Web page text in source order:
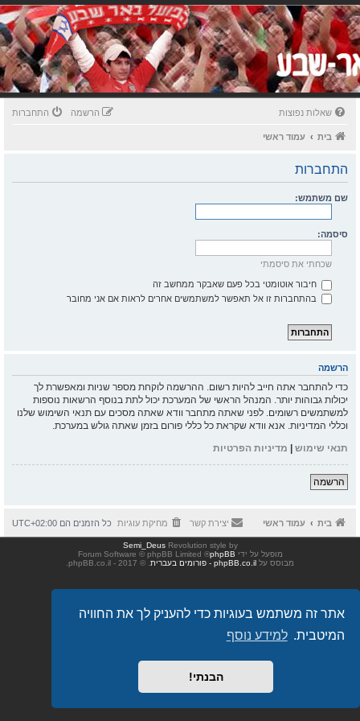
אתר זה משתמש בעוגיות כדי להעניק לך את החוויה
המיטבית. למידע נוסף
הבנתי!
שאלות נפוצות התחברות הרשמה
בית עמוד ראשי
התחברות
שם משתמש:
סיסמה:
שכחתי את סיסמתי
חיבור אוטומטי בכל פעם שאבקר ממחשב זה
בהתחברות זו אל תאפשר למשתמשים אחרים לראות אם אני מחובר
הרשמה
כדי להתחבר אתה חייב להיות רשום. ההרשמה לוקחת מספר שניות ומאפשרת לך
יכולות גבוהות יותר. המנהל הראשי של המערכת יכול לתת בנוסף הרשאות נוספות
למשתמשים רשומים. לפני שאתה מתחבר וודא שאתה מסכים עם תנאי השימוש שלנו
וכללי המדיניות. אנא וודא שקראת כל כללי פורום בזמן שאתה גולש במערכת.
תנאי שימוש | מדיניות הפרטיות
הרשמה
בית עמוד ראשי כל הזמנים הם UTC+02:00 מחיקת עוגיות יצירת קשר
Revolution style by
Semi_Deus
מופעל על ידי phpBB
® Forum Software © phpBB Limited
מבוסס על phpBB.co.il - פורומים בעברית . © 2017 - phpBB.co.il.